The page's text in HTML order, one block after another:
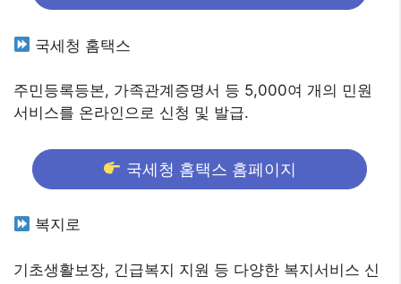
국세청 홈택스
주민등록등본, 가족관계증명서 등 5,000여 개의 민원
서비스를 온라인으로 신청 및 발급.
국세청 홈택스 홈페이지
복지로
기초생활보장, 긴급복지 지원 등 다양한 복지서비스 신